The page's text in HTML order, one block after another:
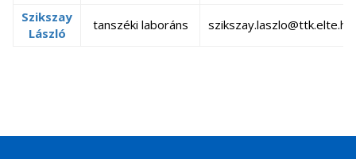
Szikszay
László
tanszéki laboráns szikszay.laszlo@ttk.elte.hu